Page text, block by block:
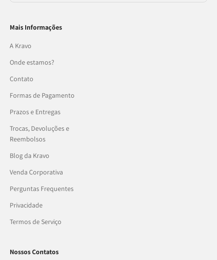
Mais Informações
A Kravo
Onde estamos?
Contato
Formas de Pagamento
Prazos e Entregas
Trocas, Devoluções e
Reembolsos
Blog da Kravo
Venda Corporativa
Perguntas Frequentes
Privacidade
Termos de Serviço
Nossos Contatos